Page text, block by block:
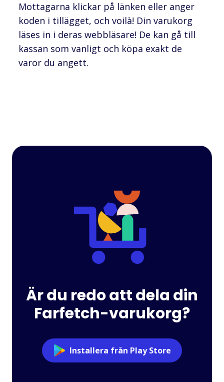
Mottagarna klickar på länken eller anger
koden i tillägget, och voilà! Din varukorg
läses in i deras webbläsare! De kan gå till
kassan som vanligt och köpa exakt de
varor du angett.
Är du redo att dela din
Farfetch-varukorg?
Installera från Play Store